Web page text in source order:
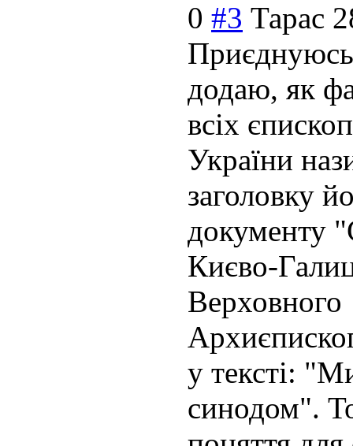
0 #3 Тарас
додаю, як
всіх
України
заголовку
документу
Києво-
Верховного
у тексті:
синодом".